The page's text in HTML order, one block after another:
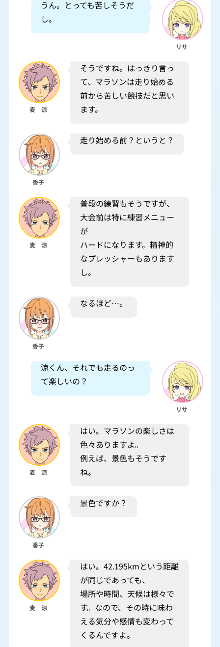
うん。とっても苦しそうだ
し。
リサ
麦 涼
そうですね。はっきり言っ
て、マラソンは走り始める
前から苦しい競技だと思い
ます。
香子
走り始める前？というと？
麦 涼
普段の練習もそうですが、
大会前は特に練習メニュー
が
ハードになります。精神的
なプレッシャーもあります
し。
香子
なるほど…。
涼くん、それでも走るのっ
て楽しいの？
リサ
麦 涼
はい。マラソンの楽しさは
色々ありますよ。
例えば、景色もそうです
ね。
香子
景色ですか？
麦 涼
はい。42.195kmという距離
が同じであっても、
場所や時間、天候は様々で
す。なので、その時に味わ
える気分や感情も変わって
くるんですよ。